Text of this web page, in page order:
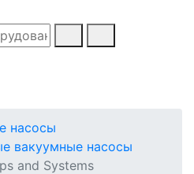
насосы
вакуумные насосы
and Systems